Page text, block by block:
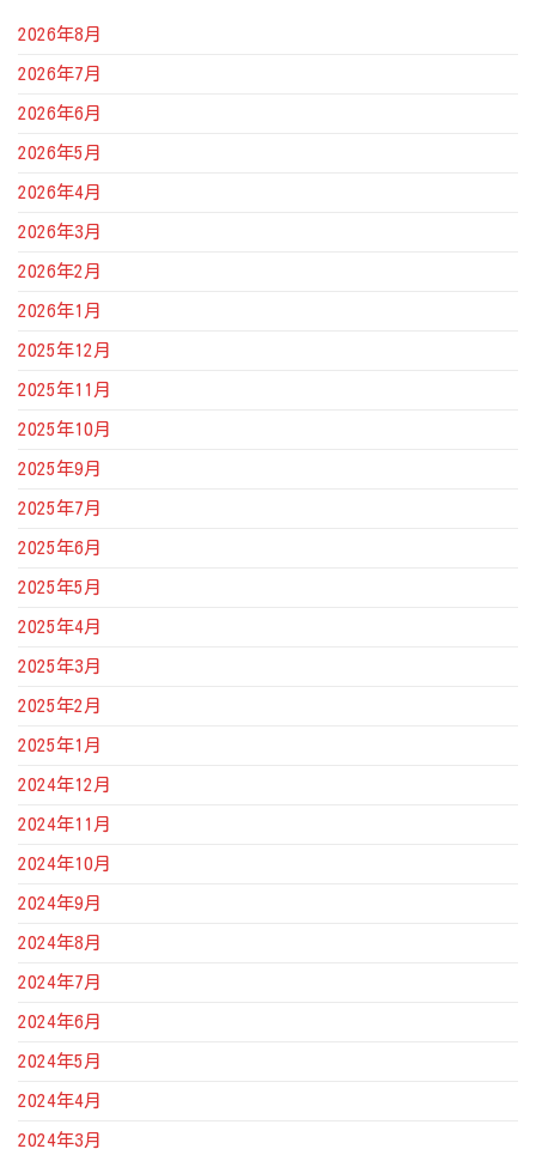
2026年8月
2026年7月
2026年6月
2026年5月
2026年4月
2026年3月
2026年2月
2026年1月
2025年12月
2025年11月
2025年10月
2025年9月
2025年7月
2025年6月
2025年5月
2025年4月
2025年3月
2025年2月
2025年1月
2024年12月
2024年11月
2024年10月
2024年9月
2024年8月
2024年7月
2024年6月
2024年5月
2024年4月
2024年3月